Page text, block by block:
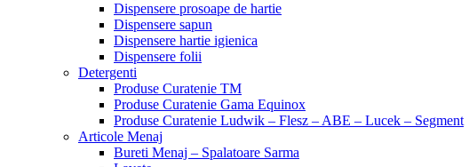
Dispensere prosoape de hartie
Dispensere sapun
Dispensere hartie igienica
Dispensere folii
Detergenti
Produse Curatenie TM
Produse Curatenie Gama Equinox
Produse Curatenie Ludwik – Flesz – ABE – Lucek – Segment
Articole Menaj
Bureti Menaj – Spalatoare Sarma